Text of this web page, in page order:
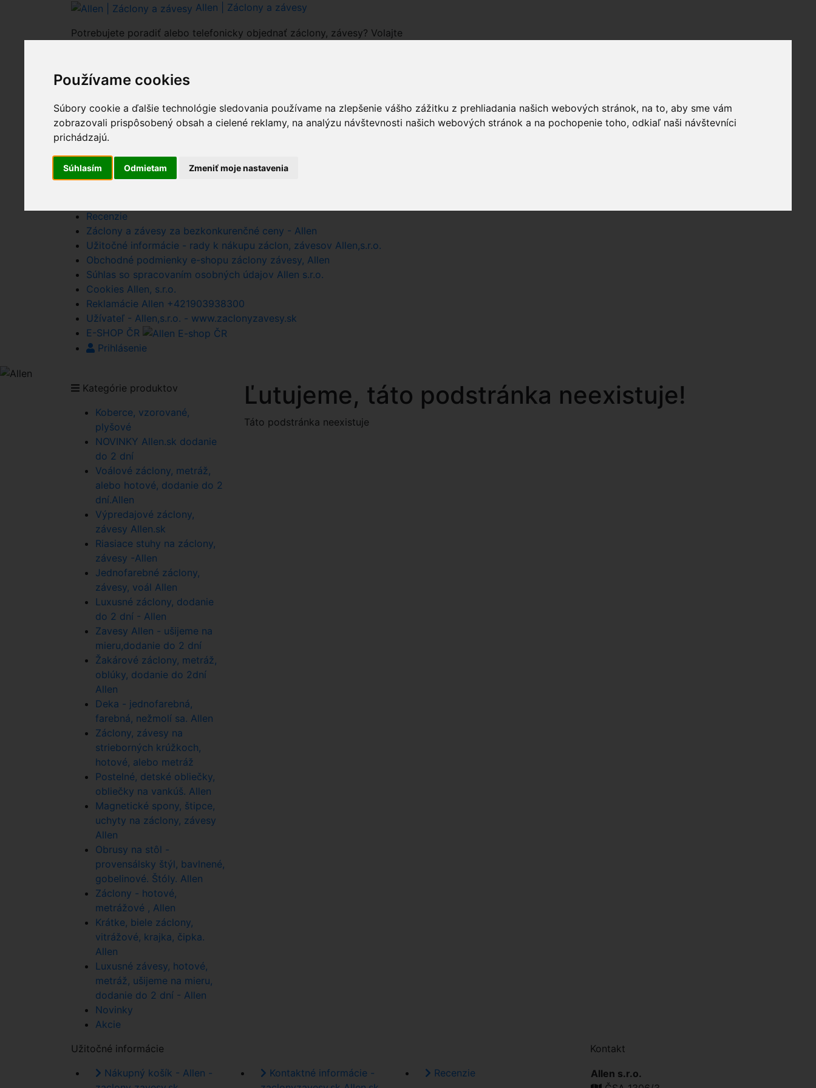
Používame cookies
Súbory cookie a ďalšie technológie sledovania používame na zlepšenie vášho zážitku z prehliadania našich webových stránok, na to, aby sme vám
zobrazovali prispôsobený obsah a cielené reklamy, na analýzu návštevnosti našich webových stránok a na pochopenie toho, odkiaľ naši návštevníci
prichádzajú.
Súhlasím Odmietam Zmeniť moje nastavenia
Allen | Záclony a závesy
Potrebujete poradiť alebo telefonicky objednať záclony, závesy? Volajte
Nákupný košík (0)
Nákupný košík je prázdny
Recenzie
Záclony a závesy za bezkonkurenčné ceny - Allen
Užitočné informácie - rady k nákupu záclon, závesov Allen,s.r.o.
Obchodné podmienky e-shopu záclony závesy, Allen
Súhlas so spracovaním osobných údajov Allen s.r.o.
Cookies Allen, s.r.o.
Reklamácie Allen +421903938300
Užívateľ - Allen,s.r.o. - www.zaclonyzavesy.sk
E-SHOP ČR
Prihlásenie
Kategórie produktov
Koberce, vzorované,
plyšové
NOVINKY Allen.sk dodanie
do 2 dní
Voálové záclony, metráž,
alebo hotové, dodanie do 2
dní.Allen
Výpredajové záclony,
závesy Allen.sk
Riasiace stuhy na záclony,
závesy -Allen
Jednofarebné záclony,
závesy, voál Allen
Luxusné záclony, dodanie
do 2 dní - Allen
Zavesy Allen - ušijeme na
mieru,dodanie do 2 dní
Žakárové záclony, metráž,
oblúky, dodanie do 2dní
Allen
Deka - jednofarebná,
farebná, nežmolí sa. Allen
Záclony, závesy na
strieborných krúžkoch,
hotové, alebo metráž
Postelné, detské obliečky,
obliečky na vankúš. Allen
Magnetické spony, štipce,
uchyty na záclony, závesy
Allen
Obrusy na stôl -
provensálsky štýl, bavlnené,
gobelinové. Štóly. Allen
Záclony - hotové,
metrážové , Allen
Krátke, biele záclony,
vitrážové, krajka, čipka.
Allen
Luxusné závesy, hotové,
metráž, ušijeme na mieru,
dodanie do 2 dní - Allen
Novinky
Akcie
Ľutujeme, táto podstránka neexistuje!
Táto podstránka neexistuje
Užitočné informácie
Nákupný košík - Allen -
Kontaktné informácie -
Recenzie
Kontakt
Allen s.r.o.